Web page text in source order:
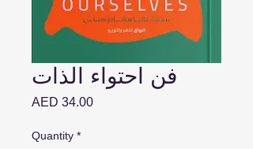
فن احتواء الذات
AED 34.00Price
Quantity *